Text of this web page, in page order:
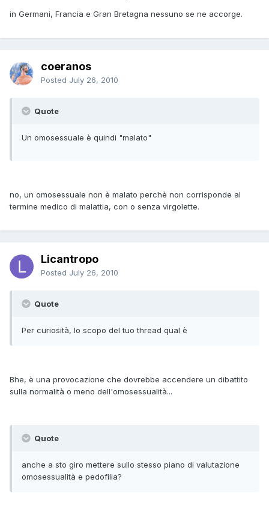
in Germani, Francia e Gran Bretagna nessuno se ne accorge.
coeranos
Posted July 26, 2010
Quote
Un omosessuale è quindi "malato"
no, un omosessuale non è malato perchè non corrisponde al
termine medico di malattia, con o senza virgolette.
Licantropo
Posted July 26, 2010
Quote
Per curiosità, lo scopo del tuo thread qual è
Bhe, è una provocazione che dovrebbe accendere un dibattito
sulla normalità o meno dell'omosessualità...
Quote
anche a sto giro mettere sullo stesso piano di valutazione
omosessualità e pedofilia?